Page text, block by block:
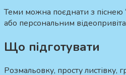
Теми можна поєднати з
або персональним
Що підготувати
Розмальовку, просту листівку,